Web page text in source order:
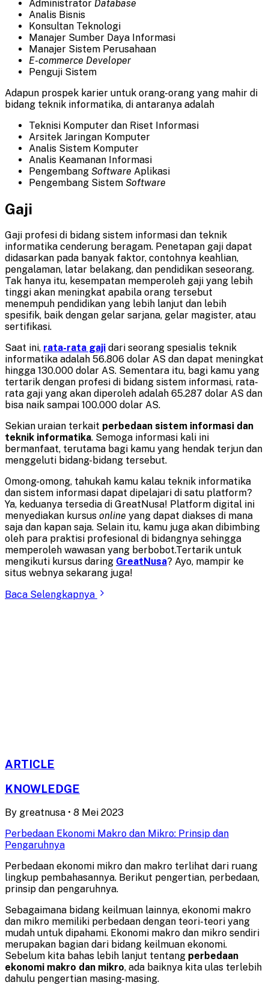
Administrator Database
Analis Bisnis
Konsultan Teknologi
Manajer Sumber Daya Informasi
Manajer Sistem Perusahaan
E-commerce Developer
Penguji Sistem
Adapun prospek karier untuk orang-orang yang mahir di
bidang teknik informatika, di antaranya adalah
Teknisi Komputer dan Riset Informasi
Arsitek Jaringan Komputer
Analis Sistem Komputer
Analis Keamanan Informasi
Pengembang Software Aplikasi
Pengembang Sistem Software
Gaji
Gaji profesi di bidang sistem informasi dan teknik
informatika cenderung beragam. Penetapan gaji dapat
didasarkan pada banyak faktor, contohnya keahlian,
pengalaman, latar belakang, dan pendidikan seseorang.
Tak hanya itu, kesempatan memperoleh gaji yang lebih
tinggi akan meningkat apabila orang tersebut
menempuh pendidikan yang lebih lanjut dan lebih
spesifik, baik dengan gelar sarjana, gelar magister, atau
sertifikasi.
Saat ini, rata-rata gaji dari seorang spesialis teknik
informatika adalah 56.806 dolar AS dan dapat meningkat
hingga 130.000 dolar AS. Sementara itu, bagi kamu yang
tertarik dengan profesi di bidang sistem informasi, rata-
rata gaji yang akan diperoleh adalah 65.287 dolar AS dan
bisa naik sampai 100.000 dolar AS.
Sekian uraian terkait perbedaan sistem informasi dan
teknik informatika. Semoga informasi kali ini
bermanfaat, terutama bagi kamu yang hendak terjun dan
menggeluti bidang-bidang tersebut.
Omong-omong, tahukah kamu kalau teknik informatika
dan sistem informasi dapat dipelajari di satu platform?
Ya, keduanya tersedia di GreatNusa! Platform digital ini
menyediakan kursus online yang dapat diakses di mana
saja dan kapan saja. Selain itu, kamu juga akan dibimbing
oleh para praktisi profesional di bidangnya sehingga
memperoleh wawasan yang berbobot.Tertarik untuk
mengikuti kursus daring GreatNusa? Ayo, mampir ke
situs webnya sekarang juga!
Baca Selengkapnya
ARTICLE
KNOWLEDGE
By greatnusa • 8 Mei 2023
Perbedaan Ekonomi Makro dan Mikro: Prinsip dan
Pengaruhnya
Perbedaan ekonomi mikro dan makro terlihat dari ruang
lingkup pembahasannya. Berikut pengertian, perbedaan,
prinsip dan pengaruhnya.
Sebagaimana bidang keilmuan lainnya, ekonomi makro
dan mikro memiliki perbedaan dengan teori-teori yang
mudah untuk dipahami. Ekonomi makro dan mikro sendiri
merupakan bagian dari bidang keilmuan ekonomi.
Sebelum kita bahas lebih lanjut tentang perbedaan
ekonomi makro dan mikro, ada baiknya kita ulas terlebih
dahulu pengertian masing-masing.